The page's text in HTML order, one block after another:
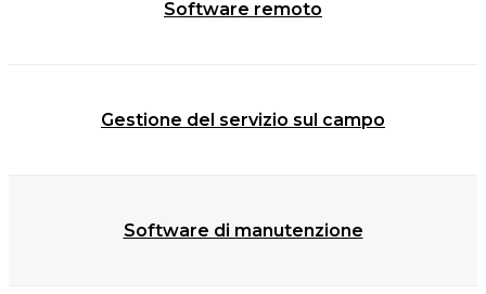
Software remoto
Gestione del servizio sul campo
Software di manutenzione